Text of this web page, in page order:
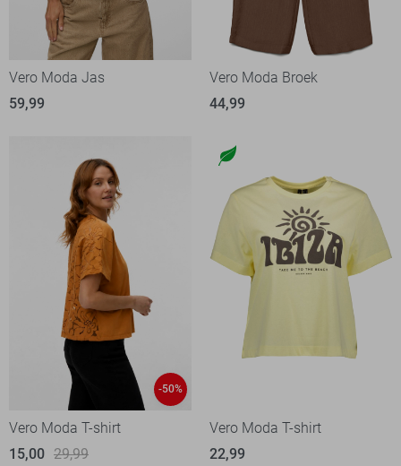
Vero Moda Jas
59,99
Vero Moda Broek
44,99
-50%
Vero Moda T-shirt
15,00 29,99
Vero Moda T-shirt
22,99